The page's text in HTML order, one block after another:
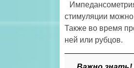
стимуляции можно
Также во время
ней или рубцов.